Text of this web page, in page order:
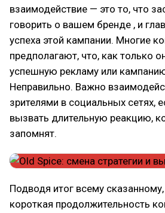
взаимодействие — это то, что
говорить о вашем бренде , и
успеха этой кампании. Многие
предполагают, что, как только
успешную рекламу или
Неправильно. Важно
зрителями в социальных сетях,
вызвать длительную реакцию,
запомнят.
Подводя итог всему
короткая продолжительность